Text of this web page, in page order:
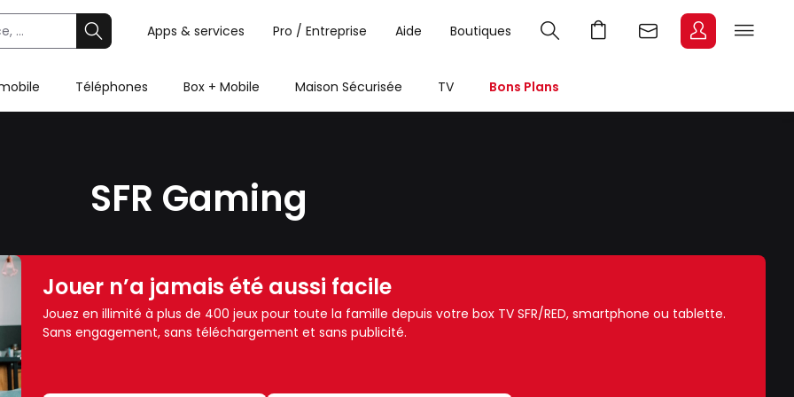
Apps & services Pro / Entreprise Aide Boutiques
Téléphones Box + Mobile Maison Sécurisée TV Bons Plans
SFR Gaming
Jouer n’a jamais été aussi facile
Jouez en illimité à plus de 400 jeux pour toute la famille depuis votre box TV SFR/RED, smartphone ou tablette.
Sans engagement, sans téléchargement et sans publicité.